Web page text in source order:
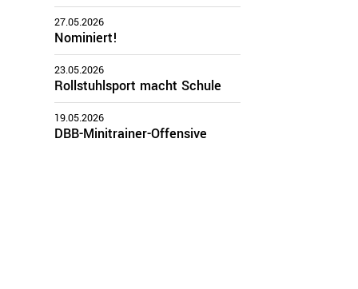
27.05.2026
Nominiert!
23.05.2026
Rollstuhlsport macht Schule
19.05.2026
DBB-Minitrainer-Offensive